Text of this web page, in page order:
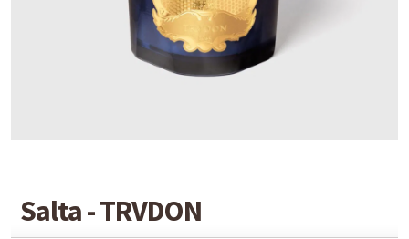
Salta - TRVDON
Stéphane Humbert Lucas